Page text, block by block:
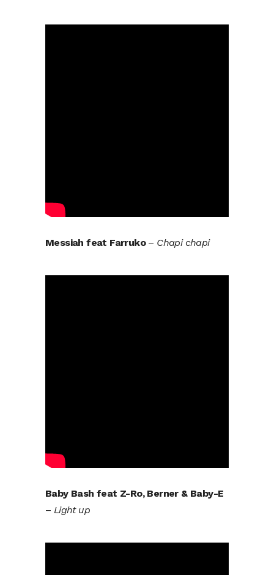
Messiah feat Farruko– Chapi chapi
Baby Bash feat Z-Ro, Berner & Baby-E
– Light up